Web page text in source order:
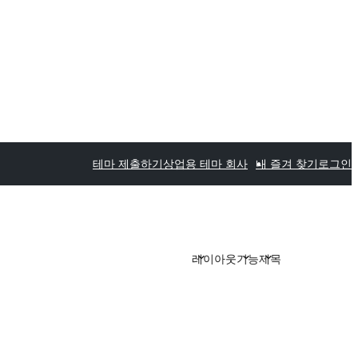
테마 제출하기상업용 테마 회사 내 즐겨 찾기 로그인
레이아웃기능제목